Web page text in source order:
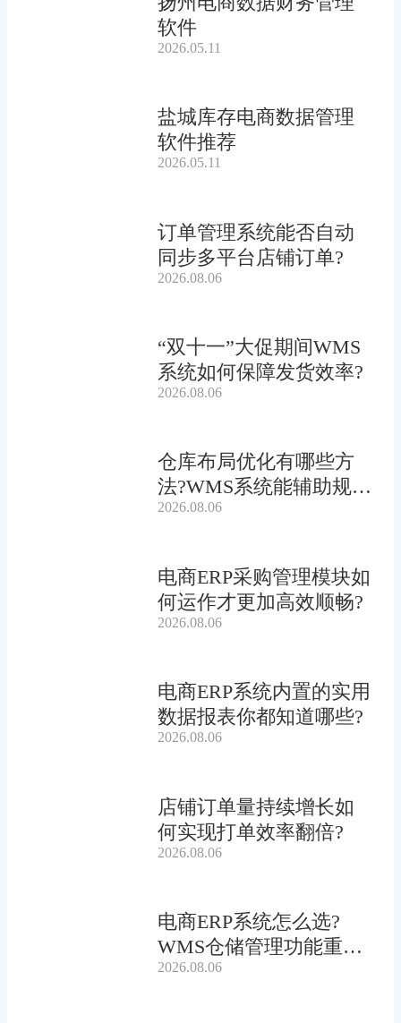
软件
2026.05.11
盐城库存电商数据管理
软件推荐
2026.05.11
订单管理系统能否自动
同步多平台店铺订单?
2026.08.06
“双十一”大促期间WMS
系统如何保障发货效率?
2026.08.06
仓库布局优化有哪些方
法?WMS系统能辅助规划
吗?
2026.08.06
电商ERP采购管理模块如
何运作才更加高效顺畅?
2026.08.06
电商ERP系统内置的实用
数据报表你都知道哪些?
2026.08.06
店铺订单量持续增长如
何实现打单效率翻倍?
2026.08.06
电商ERP系统怎么选?
WMS仓储管理功能重要
吗?
2026.08.06